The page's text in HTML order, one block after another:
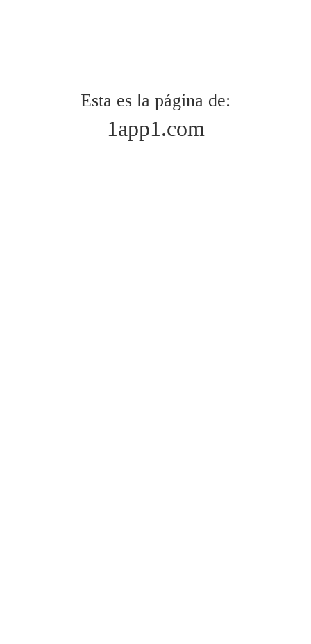
Esta es la página de:
1app1.com